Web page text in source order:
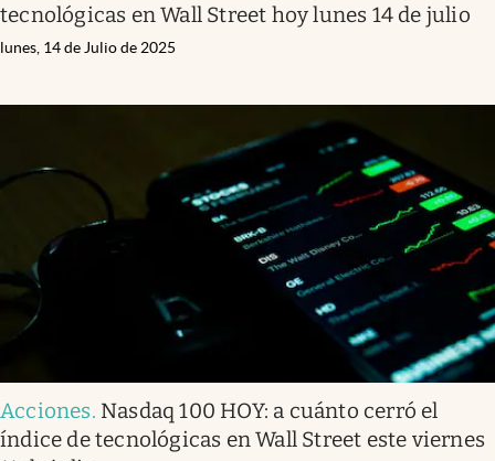
tecnológicas en Wall Street hoy lunes 14 de julio
lunes, 14 de Julio de 2025
Acciones. Nasdaq 100 HOY: a cuánto cerró el
índice de tecnológicas en Wall Street este viernes